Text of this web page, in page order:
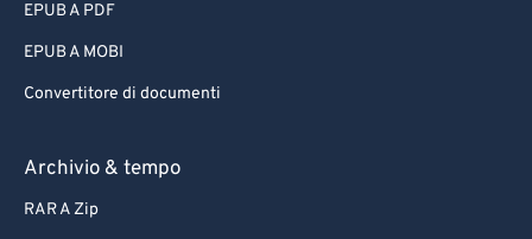
EPUB A PDF
EPUB A MOBI
Convertitore di documenti
Archivio & tempo
RAR A Zip